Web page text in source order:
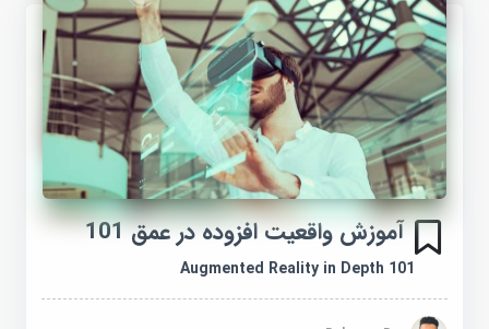
آموزش واقعیت افزوده در عمق 101
Augmented Reality in Depth 101